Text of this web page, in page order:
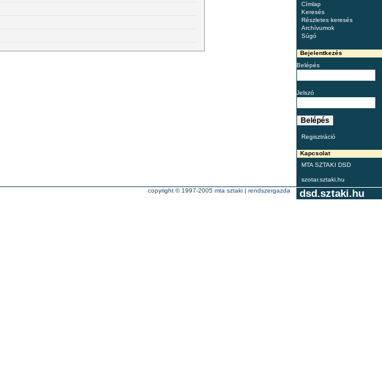
Címlap
Keresés
Részletes keresés
Archívumok
Súgó
Bejelentkezés
Belépés
Jelszó
Regisztráció
Kapcsolat
MTA SZTAKI DSD
szotar.sztaki.hu
dsd.sztaki.hu
copyright © 1997-2005 mta sztaki | rendszergazda